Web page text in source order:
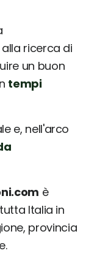
ricerca di
un buon
tempi
e, nell'arco
è
Italia in
provincia